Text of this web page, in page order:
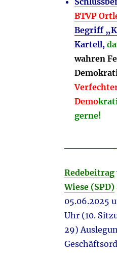
BTVP
Begriff
Kartell, d
wahren
Demo
gerne!
Redebeitrag
Wiese (SPD)
05.06.2025
Uhr (10.
29)